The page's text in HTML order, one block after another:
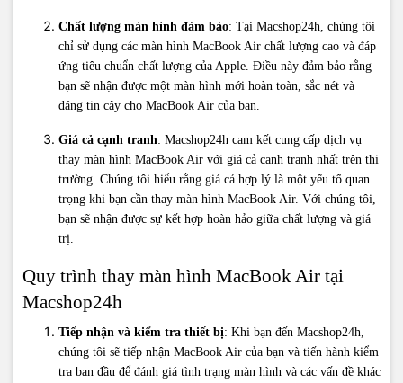
Chất lượng màn hình đảm bảo: Tại Macshop24h, chúng tôi
chỉ sử dụng các màn hình MacBook Air chất lượng cao và đáp
ứng tiêu chuẩn chất lượng của Apple. Điều này đảm bảo rằng
bạn sẽ nhận được một màn hình mới hoàn toàn, sắc nét và
đáng tin cậy cho MacBook Air của bạn.
Giá cả cạnh tranh: Macshop24h cam kết cung cấp dịch vụ
thay màn hình MacBook Air với giá cả cạnh tranh nhất trên thị
trường. Chúng tôi hiểu rằng giá cả hợp lý là một yếu tố quan
trọng khi bạn cần thay màn hình MacBook Air. Với chúng tôi,
bạn sẽ nhận được sự kết hợp hoàn hảo giữa chất lượng và giá
trị.
Quy trình thay màn hình MacBook Air tại
Macshop24h
Tiếp nhận và kiểm tra thiết bị: Khi bạn đến Macshop24h,
chúng tôi sẽ tiếp nhận MacBook Air của bạn và tiến hành kiểm
tra ban đầu để đánh giá tình trạng màn hình và các vấn đề khác